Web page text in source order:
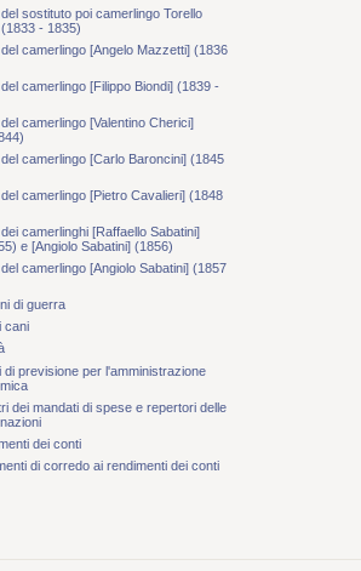
sostituto poi camerlingo Torello
- 1835)
camerlingo [Angelo Mazzetti] (1836
camerlingo [Filippo Biondi] (1839 -
camerlingo [Valentino Cherici]
camerlingo [Carlo Baroncini] (1845
camerlingo [Pietro Cavalieri] (1848
camerlinghi [Raffaello Sabatini]
e [Angiolo Sabatini] (1856)
camerlingo [Angiolo Sabatini] (1857
di guerra
cani
di previsione per l'amministrazione
dei mandati di spese e repertori delle
dei conti
di corredo ai rendimenti dei conti